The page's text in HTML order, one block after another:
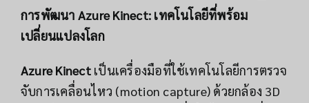
การพัฒนา Azure Kinect: เทคโนโลยีที่พร้อม
เปลี่ยนแปลงโลก
Azure Kinectเป็นเครื่องมือที่ใช้เทคโนโลยีการตรวจ
จับการเคลื่อนไหว (motion capture) ด้วยกล้อง 3D